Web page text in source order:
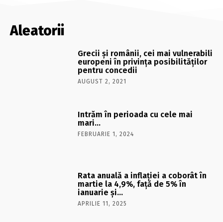
Aleatorii
Grecii și românii, cei mai vulnerabili
europeni în privința posibilităților
pentru concedii
AUGUST 2, 2021
Intrăm în perioada cu cele mai
mari…
FEBRUARIE 1, 2024
Rata anuală a inflaţiei a coborât în
martie la 4,9%, faţă de 5% în
ianuarie şi…
APRILIE 11, 2025